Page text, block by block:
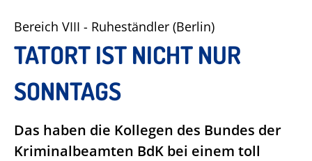
Bereich VIII - Ruheständler (Berlin)
TATORT IST NICHT NUR
SONNTAGS
Das haben die Kollegen des Bundes der
Kriminalbeamten BdK bei einem toll